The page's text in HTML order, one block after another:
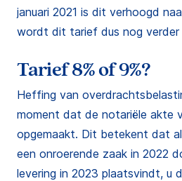
januari 2021 is dit verhoogd
wordt dit tarief dus nog verder
Tarief 8% of 9%?
Heffing van
moment dat de notariële akte
opgemaakt. Dit betekent dat
een onroerende zaak in 2022
levering in 2023 plaatsvindt, u